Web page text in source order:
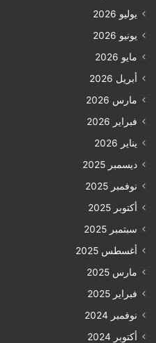
يوليو 2026
يونيو 2026
مايو 2026
أبريل 2026
مارس 2026
فبراير 2026
يناير 2026
ديسمبر 2025
نوفمبر 2025
أكتوبر 2025
سبتمبر 2025
أغسطس 2025
مارس 2025
فبراير 2025
نوفمبر 2024
أكتوبر 2024